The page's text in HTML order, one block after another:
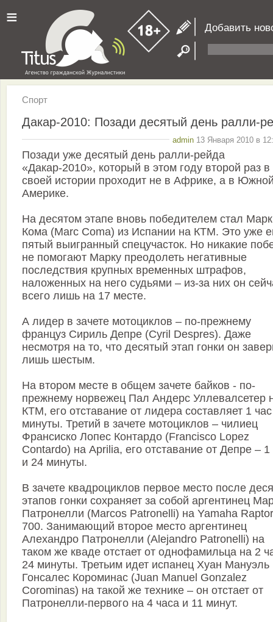
≡ Добавить
Спорт
Дакар-2010: Позади десятый день ралли-
admin 13 Января 2010 в
Позади уже десятый день ралли-рейда
«Дакар-2010», который в этом году второй раз в
своей истории проходит не в Африке, а в
Америке.
На десятом этапе вновь победителем стал Марк
Кома (Marc Coma) из Испании на КТМ. Это уже
пятый выигранный спецучасток. Но никакие
не помогают Марку преодолеть негативные
последствия крупных временных штрафов,
наложенных на него судьями – из-за них он
всего лишь на 17 месте.
А лидер в зачете мотоциклов – по-прежнему
француз Сириль Депре (Cyril Despres). Даже
несмотря на то, что десятый этап гонки он
лишь шестым.
На втором месте в общем зачете байков - по-
прежнему норвежец Пал Андерс Уллевалсетер
КТМ, его отставание от лидера составляет 1
минуты. Третий в зачете мотоциклов – чилиец
Франсиско Лопес Контардо (Francisco Lopez
Contardo) на Aprilia, его отставание от Депре – 1
и 24 минуты.
В зачете квадроциклов первое место после
этапов гонки сохраняет за собой аргентинец
Патронелли (Marcos Patronelli) на Yamaha Raptor
700. Занимающий второе место аргентинец
Алехандро Патронелли (Alejandro Patronelli) на
таком же кваде отстает от однофамильца на 2
24 минуты. Третьим идет испанец Хуан Мануэль
Гонсалес Короминас (Juan Manuel Gonzalez
Corominas) на такой же технике – он отстает от
Патронелли-первого на 4 часа и 11 минут.